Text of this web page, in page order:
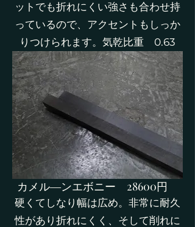
ットでも折れにくい強さも合わせ持
っているので、アクセントもしっか
りつけられます。気乾比重 0.63
​カメル―ンエボニー 28600円
硬くてしなり幅は広め。非常に耐久
性があり折れにくく、そして削れに